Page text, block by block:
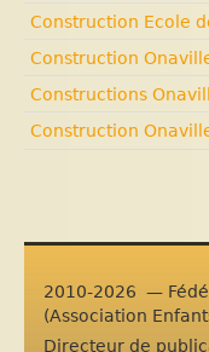
Construction Ecole
Construction
Constructions
Construction
2010-2026 —
(Association
Directeur de